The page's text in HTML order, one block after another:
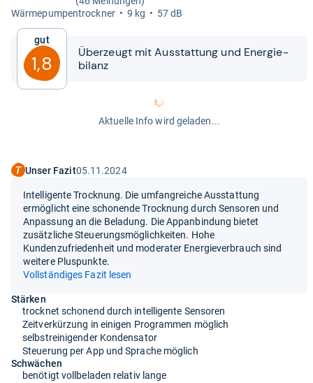
Wär­me­pum­pen­trock­ner
9 kg 57 dB
Gut
1,8
Über­zeugt mit Aus­stat­tung und Ener­gie­
bi­lanz
Aktuelle Info wird geladen...
Unser Fazit05.11.2024
Intelligente Trocknung. Die umfangreiche Ausstattung
ermöglicht eine schonende Trocknung durch Sensoren und
Anpassung an die Beladung. Die Appanbindung bietet
zusätzliche Steuerungsmöglichkeiten. Hohe
Kundenzufriedenheit und moderater Energieverbrauch sind
weitere Pluspunkte.
Vollständiges Fazit lesen
Stärken
trocknet schonend durch intelligente Sensoren
Zeitverkürzung in einigen Programmen möglich
selbstreinigender Kondensator
Steuerung per App und Sprache möglich
Schwächen
benötigt vollbeladen relativ lange